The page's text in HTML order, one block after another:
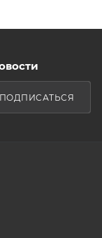
ПОДПИСАТЬСЯ